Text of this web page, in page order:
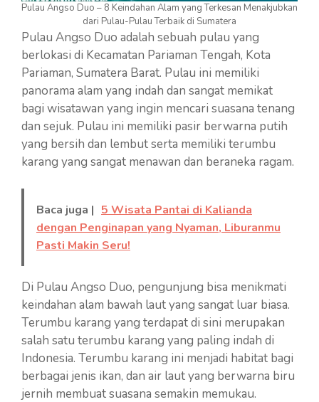
Pulau Angso Duo – 8 Keindahan Alam yang Terkesan Menakjubkan
dari Pulau-Pulau Terbaik di Sumatera
Pulau Angso Duo adalah sebuah pulau yang
berlokasi di Kecamatan Pariaman Tengah, Kota
Pariaman, Sumatera Barat. Pulau ini memiliki
panorama alam yang indah dan sangat memikat
bagi wisatawan yang ingin mencari suasana tenang
dan sejuk. Pulau ini memiliki pasir berwarna putih
yang bersih dan lembut serta memiliki terumbu
karang yang sangat menawan dan beraneka ragam.
Baca juga | 5 Wisata Pantai di Kalianda
dengan Penginapan yang Nyaman, Liburanmu
Pasti Makin Seru!
Di Pulau Angso Duo, pengunjung bisa menikmati
keindahan alam bawah laut yang sangat luar biasa.
Terumbu karang yang terdapat di sini merupakan
salah satu terumbu karang yang paling indah di
Indonesia. Terumbu karang ini menjadi habitat bagi
berbagai jenis ikan, dan air laut yang berwarna biru
jernih membuat suasana semakin memukau.